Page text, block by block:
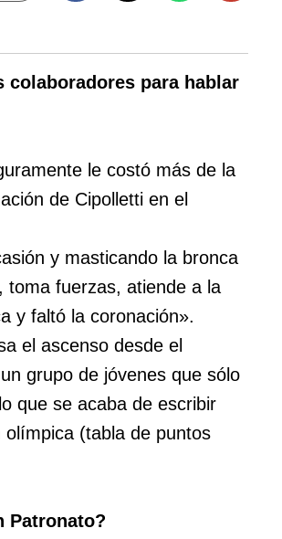
colaboradores para hablar
le costó más de la
de Cipolletti en el
y masticando la bronca
toma fuerzas, atiende a la
y faltó la coronación».
el ascenso desde el
grupo de jóvenes que sólo
que se acaba de escribir
(tabla de puntos
Patronato?